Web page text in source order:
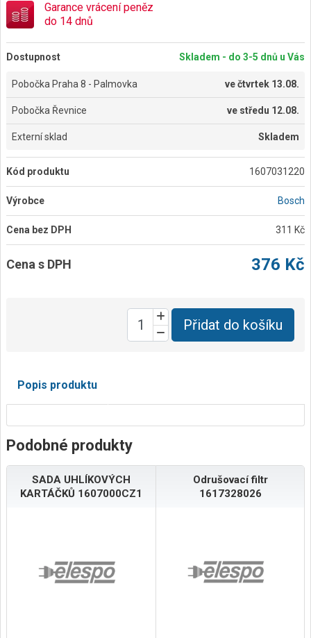
Garance vrácení peněz
do 14 dnů
Dostupnost Skladem - do 3-5 dnů u Vás
Pobočka Praha 8 - Palmovka večtvrtek 13.08.
Pobočka Řevnice ve středu 12.08.
Externí sklad Skladem
Kód produktu 1607031220
Výrobce Bosch
Cena bez DPH 311 Kč
Cena s DPH 376 Kč
Přidat do košíku
Popis produktu
Podobné produkty
SADA UHLÍKOVÝCH
KARTÁČKŮ 1607000CZ1
Odrušovací filtr
1617328026